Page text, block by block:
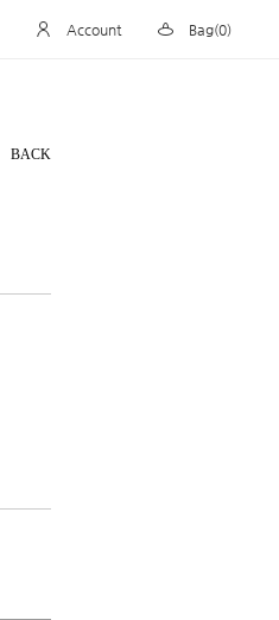
Account Bag(0)
BACK